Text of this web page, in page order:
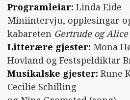
Programleiar: Linda Eide
Miniintervju, opplesingar
kabareten Gertrude og
Litterære gjester: Mona
Hovland og Festspeldiktar
Musikalske gjester: Rune
Cecilie Schilling